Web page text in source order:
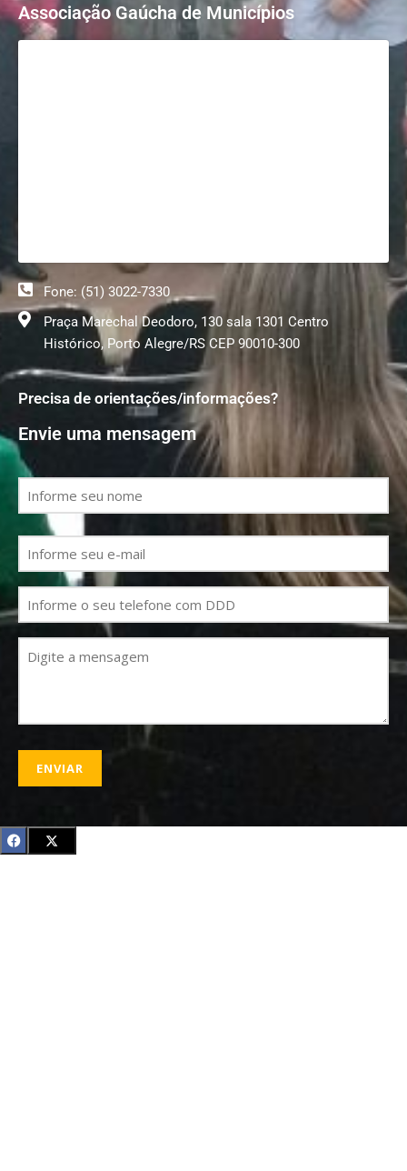
Associação Gaúcha de Municípios
Fone: (51) 3022-7330
Praça Marechal Deodoro, 130 sala 1301 Centro
Histórico, Porto Alegre/RS CEP 90010-300
Precisa de orientações/informações?
Envie uma mensagem
Nome
(obrigatório)
E-
mail
(obrigatório)
Telefone
(obrigatório)